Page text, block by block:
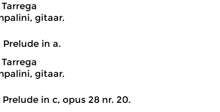
gitaar.
Prelude in a.
gitaar.
Prelude in c, opus 28 nr. 20.